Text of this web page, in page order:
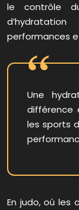
le contrôle
performances
Une
différence
les sports
En judo, où les